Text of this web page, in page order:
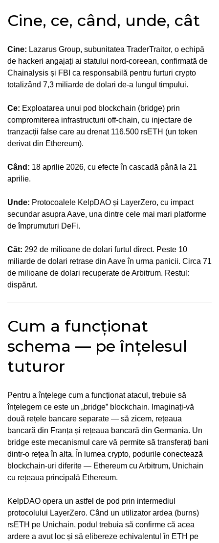
Cine, ce, când, unde, cât
Cine: Lazarus Group, subunitatea TraderTraitor, o echipă
de hackeri angajați ai statului nord-coreean, confirmată de
Chainalysis și FBI ca responsabilă pentru furturi crypto
totalizând 7,3 miliarde de dolari de-a lungul timpului.
Ce: Exploatarea unui pod blockchain (bridge) prin
compromiterea infrastructurii off-chain, cu injectare de
tranzacții false care au drenat 116.500 rsETH (un token
derivat din Ethereum).
Când: 18 aprilie 2026, cu efecte în cascadă până la 21
aprilie.
Unde: Protocoalele KelpDAO și LayerZero, cu impact
secundar asupra Aave, una dintre cele mai mari platforme
de împrumuturi DeFi.
Cât: 292 de milioane de dolari furtul direct. Peste 10
miliarde de dolari retrase din Aave în urma panicii. Circa 71
de milioane de dolari recuperate de Arbitrum. Restul:
dispărut.
Cum a funcționat
schema — pe înțelesul
tuturor
Pentru a înțelege cum a funcționat atacul, trebuie să
înțelegem ce este un „bridge” blockchain. Imaginați-vă
două rețele bancare separate — să zicem, rețeaua
bancară din Franța și rețeaua bancară din Germania. Un
bridge este mecanismul care vă permite să transferați bani
dintr-o rețea în alta. În lumea crypto, podurile conectează
blockchain-uri diferite — Ethereum cu Arbitrum, Unichain
cu rețeaua principală Ethereum.
KelpDAO opera un astfel de pod prin intermediul
protocolului LayerZero. Când un utilizator ardea (burns)
rsETH pe Unichain, podul trebuia să confirme că acea
ardere a avut loc și să elibereze echivalentul în ETH pe